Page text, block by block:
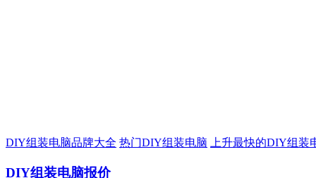
DIY组装电脑品牌大全 热门DIY组装电脑 上升最快的DIY组装
DIY组装电脑报价